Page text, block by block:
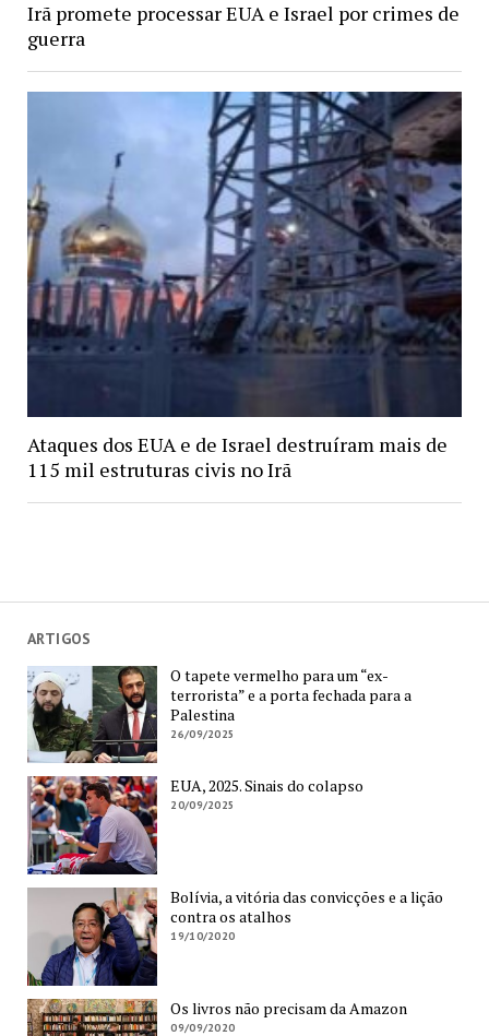
Irã promete processar EUA e Israel por crimes de
guerra
Ataques dos EUA e de Israel destruíram mais de
115 mil estruturas civis no Irã
ARTIGOS
O tapete vermelho para um “ex-
terrorista” e a porta fechada para a
Palestina
26/09/2025
EUA, 2025. Sinais do colapso
20/09/2025
Bolívia, a vitória das convicções e a lição
contra os atalhos
19/10/2020
Os livros não precisam da Amazon
09/09/2020